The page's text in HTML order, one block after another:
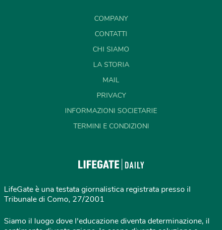
COMPANY
CONTATTI
CHI SIAMO
LA STORIA
MAIL
PRIVACY
INFORMAZIONI SOCIETARIE
TERMINI E CONDIZIONI
LifeGate è una testata giornalistica registrata presso il
Tribunale di Como, 27/2001
Siamo il luogo dove l'educazione diventa determinazione, il